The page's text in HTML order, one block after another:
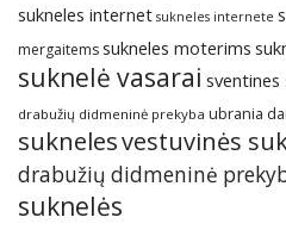
sukneles internet sukneles internete
mergaitemssukneles moterims
suknelė vasarai sventines
drabužių didmeninė prekyba ubrania
suknelesvestuvinės
drabužių didmeninė
suknelės